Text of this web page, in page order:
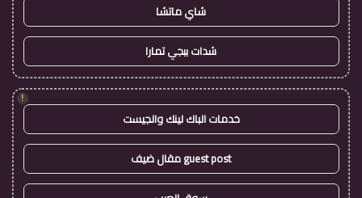
شاي ماتشا
شدات ببجي تمارا
!
خدمات الباك لينك والجيست
guest post مقال ضيف